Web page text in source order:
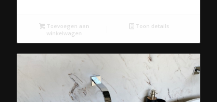
Toevoegen aan
winkelwagen
Toon details